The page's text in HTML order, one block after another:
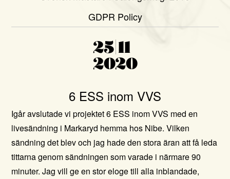
GDPR Policy
25|11
2020
6 ESS inom VVS
Igår avslutade vi projektet 6 ESS inom VVS med en
livesändning i Markaryd hemma hos Nibe. Vilken
sändning det blev och jag hade den stora äran att få leda
tittarna genom sändningen som varade i närmare 90
minuter. Jag vill ge en stor eloge till alla inblandade,